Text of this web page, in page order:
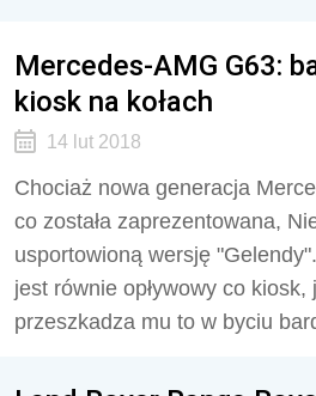
Mercedes-AMG G63:
kiosk na kołach
14 lut 2018
Chociaż nowa generacja
co została zaprezentowana,
usportowioną wersję
jest równie opływowy co kiosk,
przeszkadza mu to w byciu